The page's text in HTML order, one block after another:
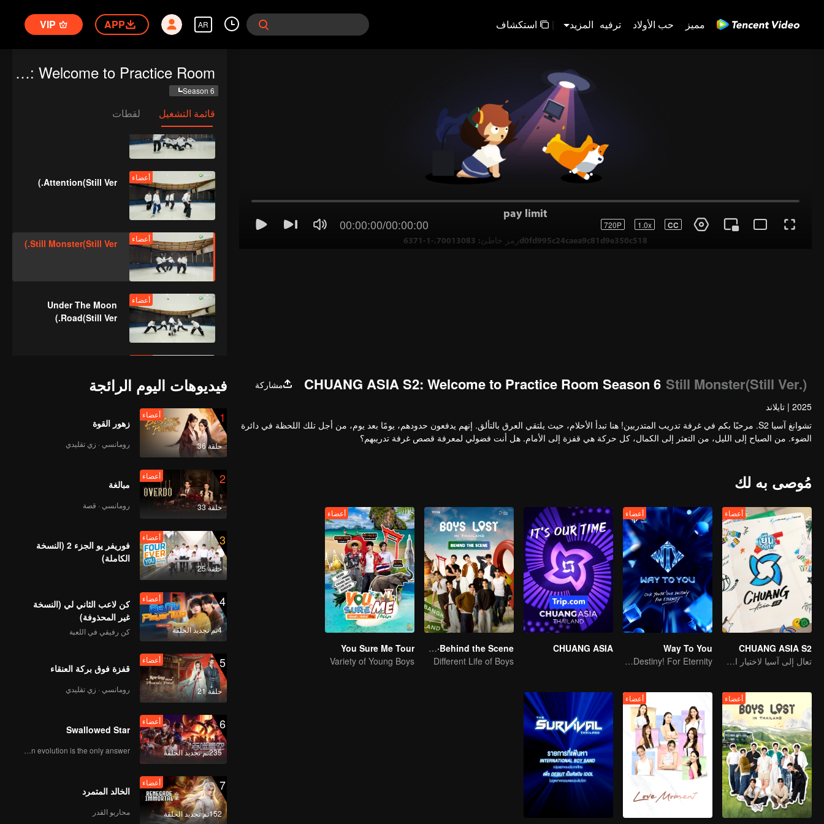
مميز حب الأولاد ترفيه المزيد | استكشاف AR
APP
VIP
pay limit
رمز خاطئ: 70013083.-1-6371d0fd995c24caea9c81d9e350c518
00:00:00/00:00:00 720P 1.0x CC
CHUANG ASIA S2: Welcome to Practice Room
Season 6
قائمة التشغيل لقطات
أعضاء Hard To Say(Still Ver.)
أعضاء Attention(Still Ver.)
أعضاء Still Monster(Still Ver.)
أعضاء
Under The Moon
Road(Still Ver.)
أعضاء True Love(Still Ver.)
أعضاء Firework(Still Ver.)
أعضاء
OK OK OK(Moving
Ver.)
أعضاء A(Moving Ver.)
أعضاء
Bad News(Moving
Ver.)
أعضاء
Hard To Say(Moving
Ver.)
أعضاء
Attention(Moving
Ver.)
CHUANG ASIA S2: Welcome to Practice Room Season 6 Still Monster(Still Ver.)
مشاركة
2025
| تايلاند
تشوانغ آسيا S2. مرحبًا بكم في غرفة تدريب المتدربين! هنا تبدأ الأحلام، حيث يلتقي العرق بالتألق. إنهم يدفعون حدودهم، يومًا بعد يوم، من أجل تلك اللحظة في دائرة
الضوء. من الصباح إلى الليل، من التعثر إلى الكمال، كل حركة هي قفزة إلى الأمام. هل أنت فضولي لمعرفة قصص غرفة تدريبهم؟
مُوصى به لك
أعضاء
CHUANG ASIA S2
تعال إلى آسيا لاختيار الآيدل الخاص بك
أعضاء
Way To You
Our Youth! Our Destiny! For Eternity
CHUANG ASIA
Boys Lost in Thailand·Behind the Scene
Different Life of Boys
أعضاء
You Sure Me Tour
Variety of Young Boys
أعضاء أعضاء
فيديوهات اليوم الرائجة
1
حلقة 36
أعضاء
زهور القوة
رومانسي · زي تقليدي
2
حلقة 33
أعضاء
مبالغة
رومانسي · قصة
3
حلقة 25
أعضاء
فوريفر يو الجزء 2 (النسخة
الكاملة)
4
4تم تجديد الحلقة
أعضاء
كن لاعب الثاني لي (النسخة
غير المحذوفة)
كن رفيقي في اللعبة
5
حلقة 21
أعضاء
قفزة فوق بركة العنقاء
رومانسي · زي تقليدي
6
235تم تجديد الحلقة
أعضاء
Swallowed Star
Human evolution is the only answer.
7
152تم تجديد الحلقة
أعضاء
الخالد المتمرد
محاربو القدر